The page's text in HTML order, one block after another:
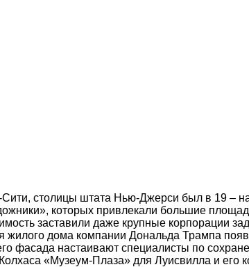
столицы штата Нью-Джерси был в 19 –
которых привлекали большие
заставили даже крупные корпорации
дома компании Дональда Трампа
фасада настаивают специалисты по
«Музеум-Плаза» для Луисвилла и его